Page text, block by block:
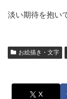
淡い期待を抱い
お絵描き・文字
X